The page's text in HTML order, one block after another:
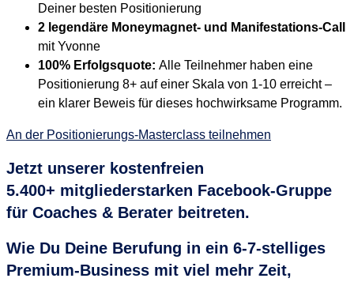
Deiner besten Positionierung
2 legendäre Moneymagnet- und Manifestations-Call
mit Yvonne
100% Erfolgsquote: Alle Teilnehmer haben eine
Positionierung 8+ auf einer Skala von 1-10 erreicht –
ein klarer Beweis für dieses hochwirksame Programm.
An der Positionierungs-Masterclass teilnehmen
Jetzt unserer kostenfreien
5.400+ mitgliederstarken Facebook-Gruppe
für Coaches & Berater beitreten.
Wie Du Deine Berufung in ein 6-7-stelliges
Premium-Business mit viel mehr Zeit,